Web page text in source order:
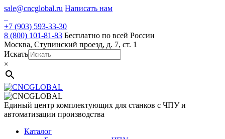
Skip
content
sale@cncglobal.ru Написать нам
+7 (903) 593-33-30
8 (800) 101-81-83 Бесплатно по всей России
Москва, Ступинский проезд, д. 7, ст. 1
Искать
×
Единый центр комплектующих для станков с ЧПУ и
автоматизации производства
Каталог